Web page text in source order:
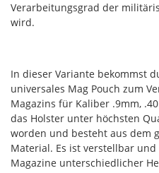
Verarbeitungsgrad der
wird.
In dieser Variante bekommst
universales Mag Pouch zum
Magazins für Kaliber .9mm,
das Holster unter höchsten
worden und besteht aus dem
Material. Es ist verstellbar
Magazine unterschiedlicher